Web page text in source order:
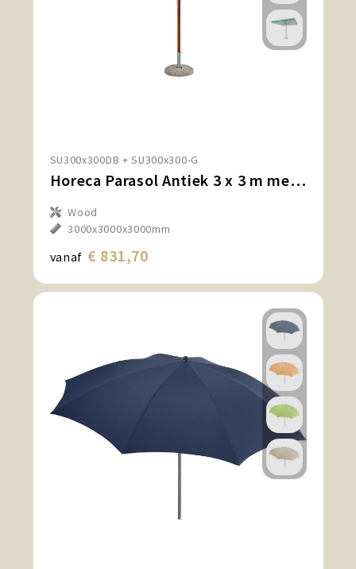
SU300x300DB + SU300x300-G
Horeca Parasol Antiek 3 x 3 m met Print
Wood
3000x3000x3000mm
vanaf € 831,70